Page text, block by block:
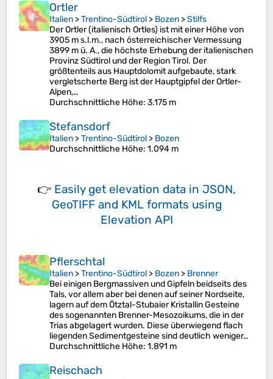
Ortler
Italien >Trentino-Südtirol > Bozen >Stilfs
Der Ortler (italienisch Ortles) ist mit einer Höhe von
3905 m s.l.m., nach österreichischer Vermessung
3899 m ü. A., die höchste Erhebung der italienischen
Provinz Südtirol und der Region Tirol. Der
größtenteils aus Hauptdolomit aufgebaute, stark
vergletscherte Berg ist der Hauptgipfel der Ortler-
Alpen,…
Durchschnittliche Höhe: 3.175 m
Stefansdorf
Italien >Trentino-Südtirol > Bozen
Durchschnittliche Höhe: 1.094 m
👉 Easily get elevation data in JSON,
GeoTIFF and KML formats using
Elevation API
Pflerschtal
Italien >Trentino-Südtirol > Bozen > Brenner
Bei einigen Bergmassiven und Gipfeln beidseits des
Tals, vor allem aber bei denen auf seiner Nordseite,
lagern auf dem Ötztal-Stubaier Kristallin Gesteine
des sogenannten Brenner-Mesozoikums, die in der
Trias abgelagert wurden. Diese überwiegend flach
liegenden Sedimentgesteine sind deutlich weniger…
Durchschnittliche Höhe: 1.891 m
Reischach